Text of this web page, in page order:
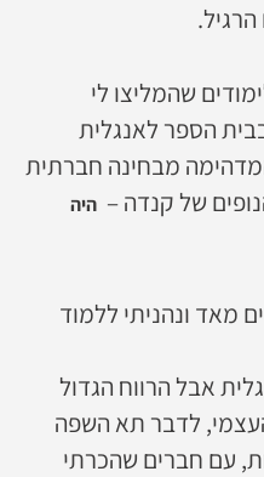
שהמליצו לי
הספר לאנגלית
מבחינה חברתית
של קנדה –היה
מאד ונהניתי ללמוד
אבל הרווח הגדול
העצמי, לדבר תא השפה
עם חברים שהכרתי